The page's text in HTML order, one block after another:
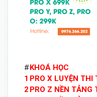
#KHOÁ HỌC
1 PRO X LUYỆN
2 PRO Z NỀN TẢNG